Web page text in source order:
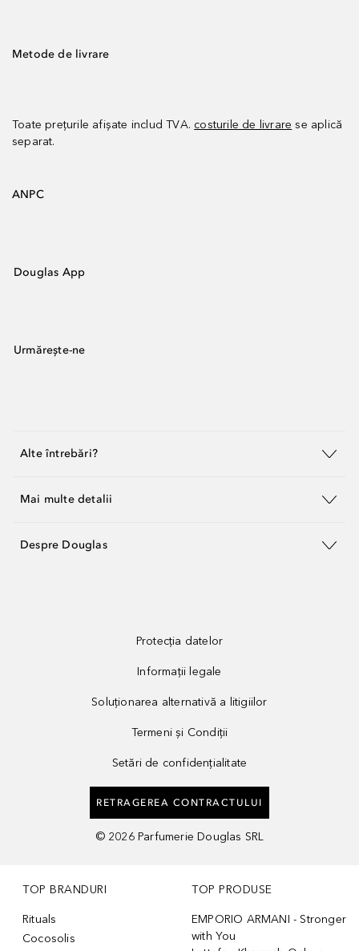
Metode de livrare
Toate prețurile afișate includ TVA. costurile de livrare se aplică
separat.
ANPC
Douglas App
Urmărește-ne
Alte întrebări?
Mai multe detalii
Despre Douglas
Protecția datelor
Informații legale
Soluționarea alternativă a litigiilor
Termeni și Condiții
Setări de confidențialitate
RETRAGEREA CONTRACTULUI
© 2026 Parfumerie Douglas SRL
TOP BRANDURI
Rituals
Cocosolis
TOP PRODUSE
EMPORIO ARMANI - Stronger
with You